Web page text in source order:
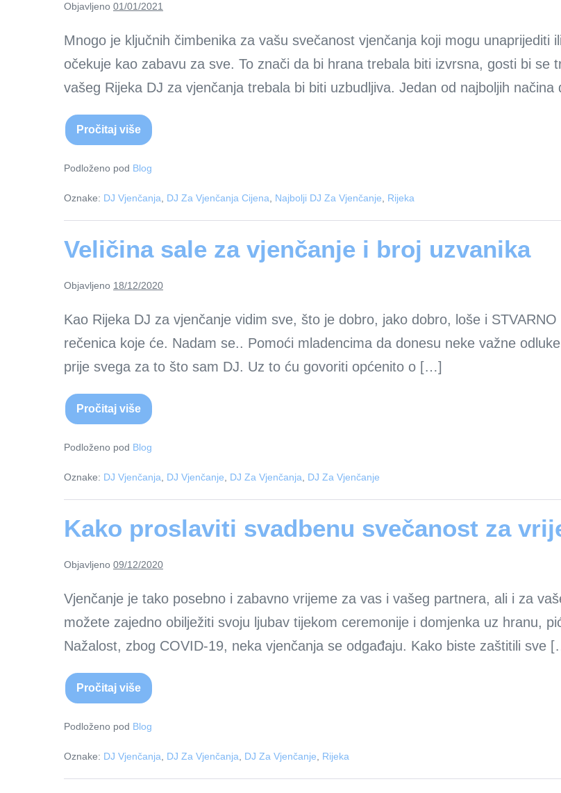
Objavljeno 01/01/2021
Mnogo je ključnih čimbenika za vašu svečanost vjenčanja koji mogu unaprijediti
očekuje kao zabavu za sve. To znači da bi hrana trebala biti izvrsna, gosti bi se
vašeg Rijeka DJ za vjenčanja trebala bi biti uzbudljiva. Jedan od najboljih
Pročitaj više
Što
trebate
prije
–
za
vjenčanje
Podloženo pod Blog
Oznake: DJ Vjenčanja DJ Za Vjenčanja Cijena Najbolji DJ Za Vjenčanje Rijeka
Veličina sale za vjenčanje i broj uzvanika
Objavljeno 18/12/2020
Kao Rijeka DJ za vjenčanje vidim sve, što je dobro, jako dobro, loše i
rečenica koje će. Nadam se.. Pomoći mladencima da donesu neke važne
prije svega za to što sam DJ. Uz to ću govoriti općenito o […]
Pročitaj više
Veličina
sale
vjenčanje
uzvanika
Podloženo pod Blog
Oznake: DJ Vjenčanja DJ Vjenčanje DJ Za Vjenčanja DJ Za Vjenčanje
Kako proslaviti svadbenu svečanost za
Objavljeno 09/12/2020
Vjenčanje je tako posebno i zabavno vrijeme za vas i vašeg partnera, ali i za
možete zajedno obilježiti svoju ljubav tijekom ceremonije i domjenka uz hranu,
Nažalost, zbog COVID-19, neka vjenčanja se odgađaju. Kako biste zaštitili sve
Pročitaj više
Kako
proslaviti
svečanost
COVID-
Podloženo pod Blog
Oznake: DJ Vjenčanja DJ Za Vjenčanja DJ Za Vjenčanje Rijeka